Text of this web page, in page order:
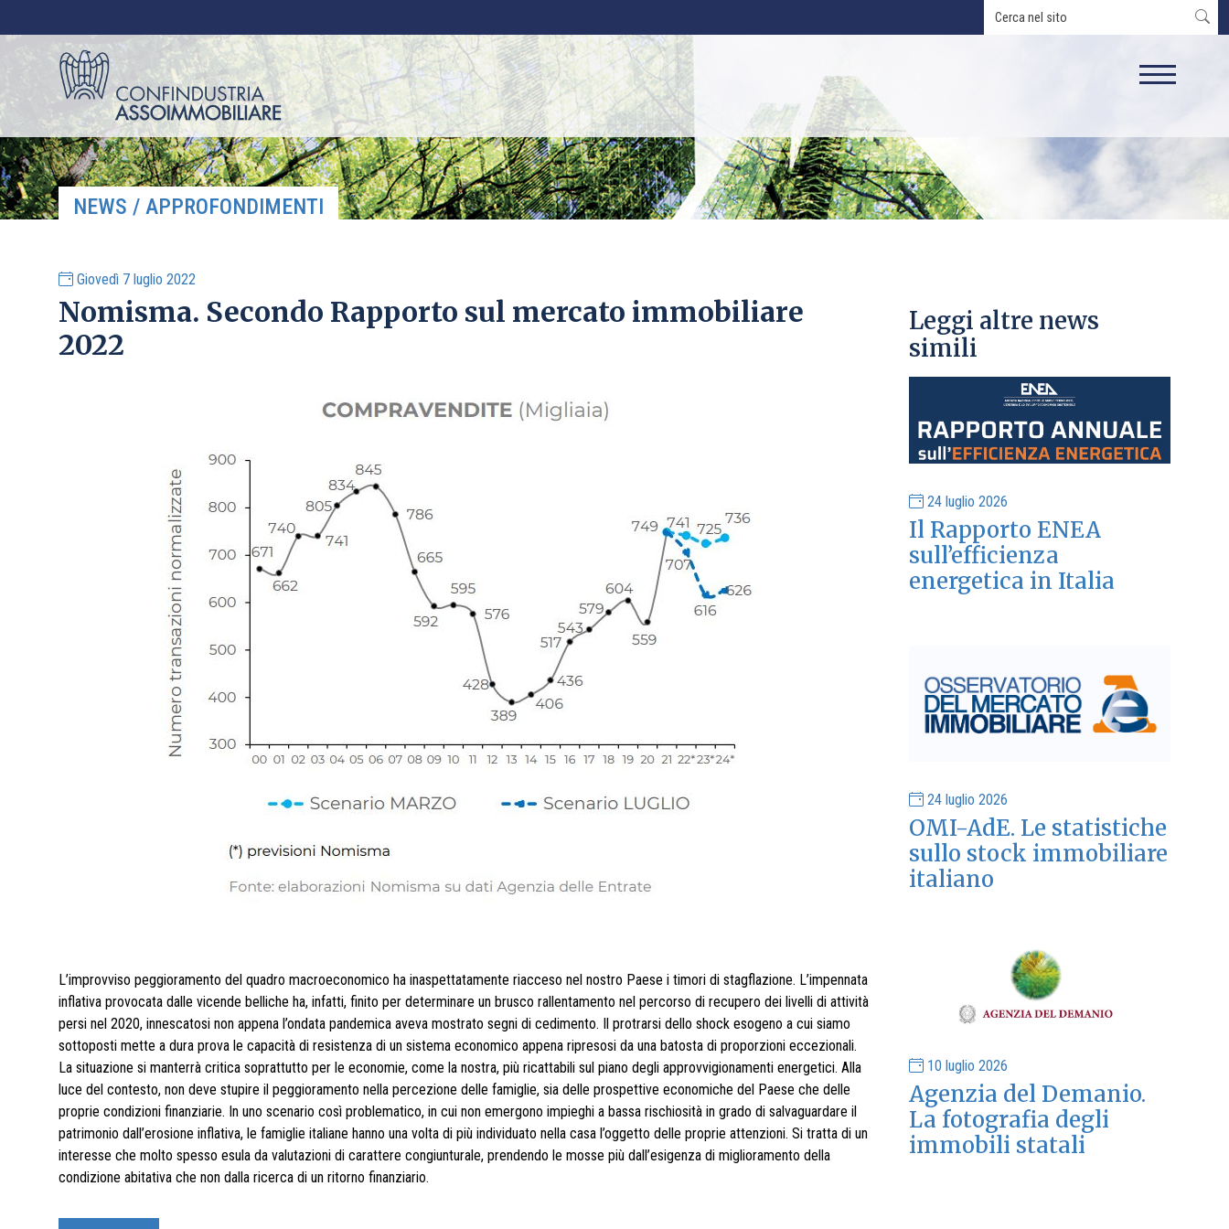
NEWS / APPROFONDIMENTI
Giovedì 7 luglio 2022
Nomisma. Secondo Rapporto sul mercato immobiliare
2022
L’improvviso peggioramento del quadro macroeconomico ha inaspettatamente riacceso nel nostro Paese i timori di stagflazione. L’impennata
inflativa provocata dalle vicende belliche ha, infatti, finito per determinare un brusco rallentamento nel percorso di recupero dei livelli di attività
persi nel 2020, innescatosi non appena l’ondata pandemica aveva mostrato segni di cedimento. Il protrarsi dello shock esogeno a cui siamo
sottoposti mette a dura prova le capacità di resistenza di un sistema economico appena ripresosi da una batosta di proporzioni eccezionali.
La situazione si manterrà critica soprattutto per le economie, come la nostra, più ricattabili sul piano degli approvvigionamenti energetici. Alla
luce del contesto, non deve stupire il peggioramento nella percezione delle famiglie, sia delle prospettive economiche del Paese che delle
proprie condizioni finanziarie. In uno scenario così problematico, in cui non emergono impieghi a bassa rischiosità in grado di salvaguardare il
patrimonio dall’erosione inflativa, le famiglie italiane hanno una volta di più individuato nella casa l’oggetto delle proprie attenzioni. Si tratta di un
interesse che molto spesso esula da valutazioni di carattere congiunturale, prendendo le mosse più dall’esigenza di miglioramento della
condizione abitativa che non dalla ricerca di un ritorno finanziario.
Leggi altre news
simili
24 luglio 2026
Il Rapporto ENEA
sull’efficienza
energetica in Italia
24 luglio 2026
OMI-AdE. Le statistiche
sullo stock immobiliare
italiano
10 luglio 2026
Agenzia del Demanio.
La fotografia degli
immobili statali